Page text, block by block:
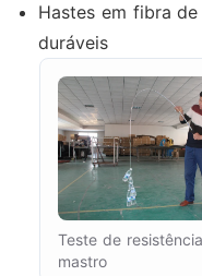
Hastes em fibra
duráveis
Teste de
mastro